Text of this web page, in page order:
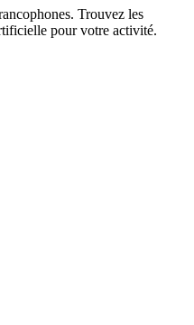
Trouvez les
pour votre activité.